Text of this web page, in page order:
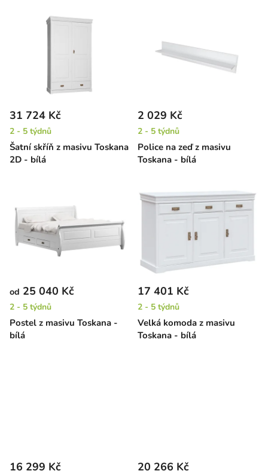
Šatní skříň z masivu Toskana
2D - bílá
31 724 Kč
2 - 5 týdnů
Police na zeď z masivu
Toskana - bílá
2 029 Kč
2 - 5 týdnů
Postel z masivu Toskana -
bílá
od 25 040 Kč
2 - 5 týdnů
Velká komoda z masivu
Toskana - bílá
17 401 Kč
2 - 5 týdnů
16 299 Kč 20 266 Kč